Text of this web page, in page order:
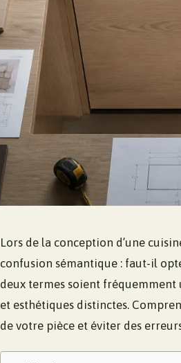
Lors de la conception d’une
confusion sémantique : faut-il
deux termes soient fréquemment
et esthétiques distinctes.
de votre pièce et éviter des